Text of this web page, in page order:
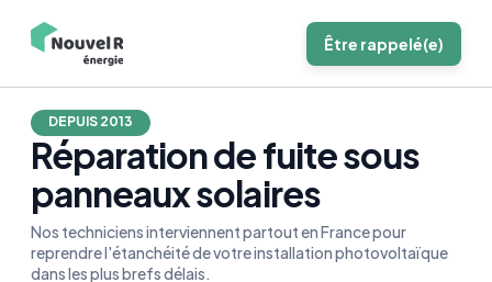
Être rappelé(e)
DEPUIS 2013
Réparation de fuite sous
panneaux solaires
Nos techniciens interviennent partout en France pour
reprendre l'étanchéité de votre installation photovoltaïque
dans les plus brefs délais.